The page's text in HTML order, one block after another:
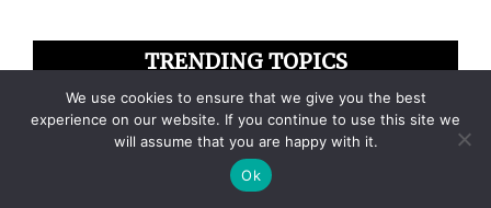
TRENDING TOPICS
Download old NCERT Books
Download NCERT Books in Tamil
4
We use cookies to ensure that we give you the best
experience on our website. If you continue to use this site we
will assume that you are happy with it.
Ok